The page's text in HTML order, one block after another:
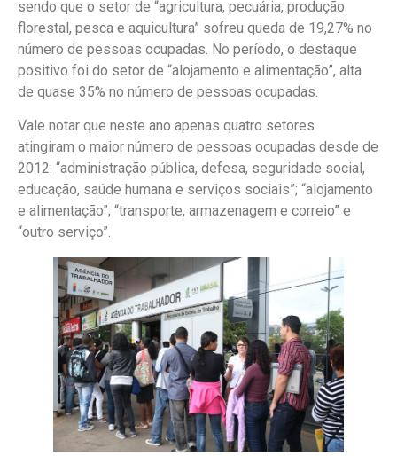
sendo que o setor de “agricultura, pecuária, produção
florestal, pesca e aquicultura” sofreu queda de 19,27% no
número de pessoas ocupadas. No período, o destaque
positivo foi do setor de “alojamento e alimentação”, alta
de quase 35% no número de pessoas ocupadas.
Vale notar que neste ano apenas quatro setores
atingiram o maior número de pessoas ocupadas desde de
2012: “administração pública, defesa, seguridade social,
educação, saúde humana e serviços sociais”; “alojamento
e alimentação”; “transporte, armazenagem e correio” e
“outro serviço”.